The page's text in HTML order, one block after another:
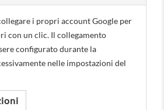
i propri account Google per
con un clic. Il collegamento
configurato durante la
nelle impostazioni del